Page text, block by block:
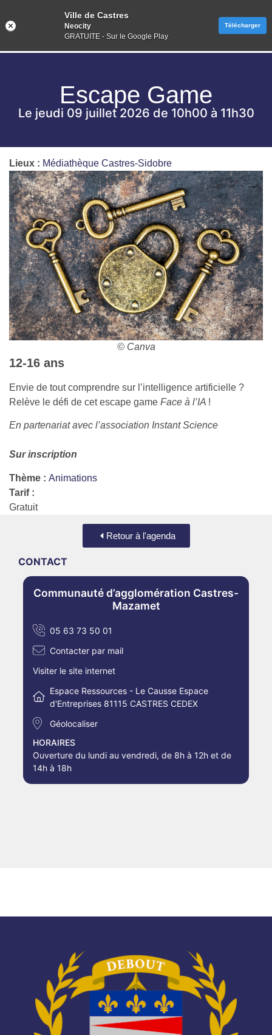
Escape Game
Le jeudi 09 juillet 2026 de 10h00 à 11h30
Lieux : Médiathèque Castres-Sidobre
© Canva
12-16 ans
Envie de tout comprendre sur l’intelligence artificielle ?
Relève le défi de cet escape game Face à l’IA !
En partenariat avec l’association Instant Science
Sur inscription
Thème : Animations
Tarif :
Gratuit
Retour à l'agenda
CONTACT
Communauté d’agglomération Castres-
Mazamet
05 63 73 50 01
Contacter par mail
Visiter le site internet
Espace Ressources - Le Causse Espace
d'Entreprises 81115 CASTRES CEDEX
Géolocaliser
HORAIRES
Ouverture du lundi au vendredi, de 8h à 12h et de
14h à 18h
Ville de Castres
Neocity
GRATUITE - Sur le Google Play
Télécharger